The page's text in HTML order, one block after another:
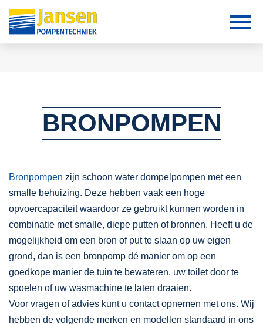
BRONPOMPEN
Bronpompen zijn schoon water dompelpompen met een
smalle behuizing. Deze hebben vaak een hoge
opvoercapaciteit waardoor ze gebruikt kunnen worden in
combinatie met smalle, diepe putten of bronnen. Heeft u de
mogelijkheid om een bron of put te slaan op uw eigen
grond, dan is een bronpomp dé manier om op een
goedkope manier de tuin te bewateren, uw toilet door te
spoelen of uw wasmachine te laten draaien.
Voor vragen of advies kunt u contact opnemen met ons. Wij
hebben de volgende merken en modellen standaard in ons